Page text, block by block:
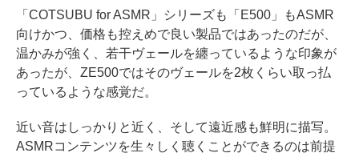
「COTSUBU for ASMR」シリーズも「E500」もASMR
向けかつ、価格も控えめで良い製品ではあったのだが、
温かみが強く、若干ヴェールを纏っているような印象が
あったが、ZE500ではそのヴェールを2枚くらい取っ払
っているような感覚だ。
近い音はしっかりと近く、そして遠近感も鮮明に描写。
ASMRコンテンツを生々しく聴くことができるのは前提